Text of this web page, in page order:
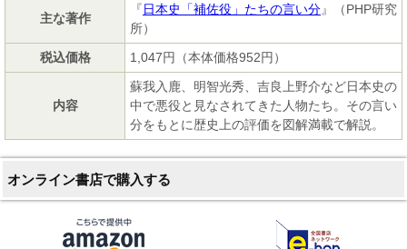
主な著作
『日本史「補佐役」たちの言い分』（PHP研究
所）
税込価格
1,047円（本体価格952円）
内容
蘇我入鹿、明智光秀、吉良上野介など日本史の
中で悪役と見なされてきた人物たち。その言い
分をもとに歴史上の評価を図解満載で解説。
オンライン書店で購入する